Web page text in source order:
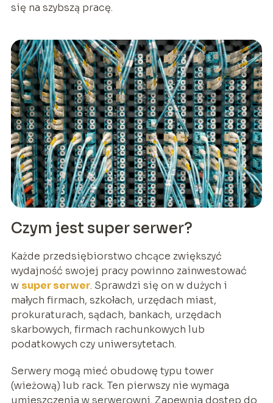
się na szybszą pracę.
Czym jest super serwer?
Każde przedsiębiorstwo chcące zwiększyć
wydajność swojej pracy powinno zainwestować
w super serwer. Sprawdzi się on w dużych i
małych firmach, szkołach, urzędach miast,
prokuraturach, sądach, bankach, urzędach
skarbowych, firmach rachunkowych lub
podatkowych czy uniwersytetach.
Serwery mogą mieć obudowę typu tower
(wieżową) lub rack. Ten pierwszy nie wymaga
umieszczenia w serwerowni. Zapewnia dostęp do